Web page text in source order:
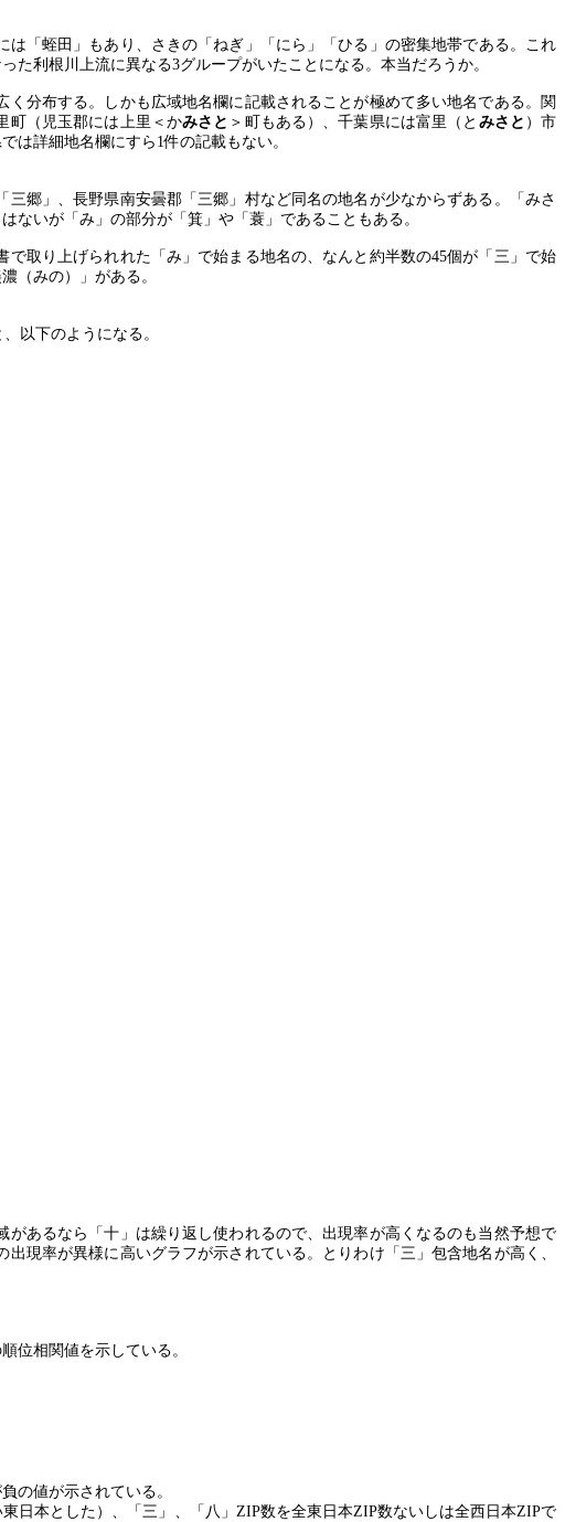
「蛭田」もあり、さきの「ねぎ」「にら」「ひる」の密集地帯である。これ
た利根川上流に異なる3グループがいたことになる。本当だろうか。
分布する。しかも広域地名欄に記載されることが極めて多い地名である。関
町（児玉郡には上里＜かみさと ＞町もある）、千葉県には富里（と みさと ）市
は詳細地名欄にすら 1件の記載もない。
郷」、長野県南安曇郡「三郷」村など同名の地名が少なからずある。「みさ
ないが「み」の部分が「箕」や「蓑」であることもある。
取り上げられれた「み」で始まる地名の、なんと約半数の45個が「三」で始
（みの）」がある。
以下のようになる。
があるなら「十」は繰り返し使われるので、出現率が高くなるのも当然予想で
現率が異様に高いグラフが示されている。とりわけ「三」包含地名が高く、
位相関値を示している。
の値が示されている。
日本とした）、「三」、「八」 ZIP数を全東日本ZIP数ないしは全西日本ZIPで